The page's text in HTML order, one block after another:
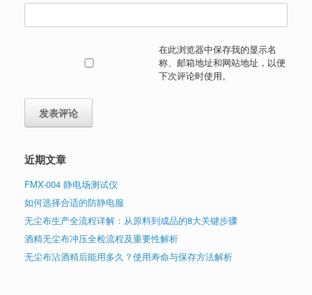
在此浏览器中保存我的显示名
称、邮箱地址和网站地址，以便
下次评论时使用。
近期文章
FMX-004 静电场测试仪
如何选择合适的防静电服
无尘布生产全流程详解：从原料到成品的8大关键步骤
酒精无尘布冲压全检流程及重要性解析
无尘布沾酒精后能用多久？使用寿命与保存方法解析